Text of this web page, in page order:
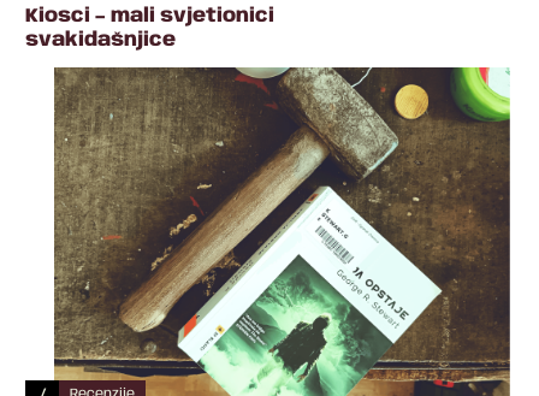
Kiosci – mali svjetionici
svakidašnjice